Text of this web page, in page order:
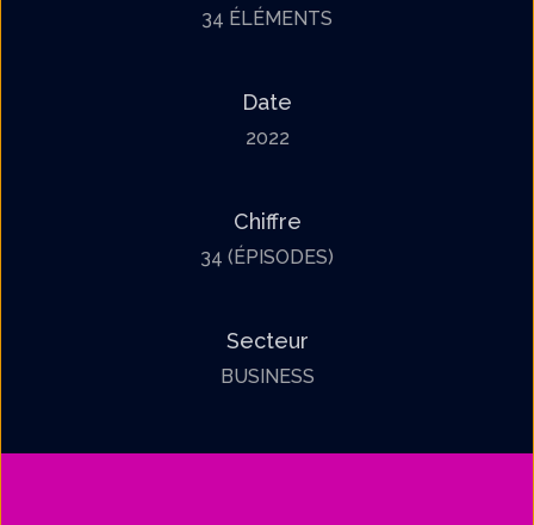
34 ÉLÉMENTS
Date
2022
Chiffre
34 (ÉPISODES)
Secteur
BUSINESS